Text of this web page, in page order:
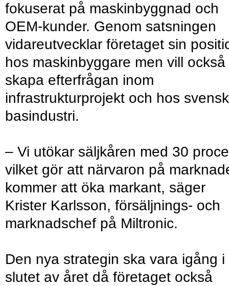
fokuserat på maskinbyggnad och
OEM-kunder. Genom satsningen
vidareutvecklar företaget sin
hos maskinbyggare men vill också
skapa efterfrågan inom
infrastrukturprojekt och hos svensk
basindustri.
– Vi utökar säljkåren med 30
vilket gör att närvaron på
kommer att öka markant, säger
Krister Karlsson, försäljnings- och
marknadschef på Miltronic.
Den nya strategin ska vara igång i
slutet av året då företaget också